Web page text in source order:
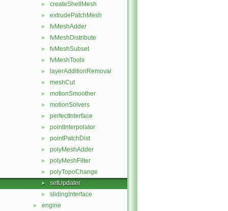
► createShellMesh
► extrudePatchMesh
► fvMeshAdder
► fvMeshDistribute
► fvMeshSubset
► fvMeshTools
► layerAdditionRemoval
► meshCut
► motionSmoother
► motionSolvers
► perfectInterface
► pointInterpolator
► pointPatchDist
► polyMeshAdder
► polyMeshFilter
► polyTopoChange
► setUpdater
► slidingInterface
► engine